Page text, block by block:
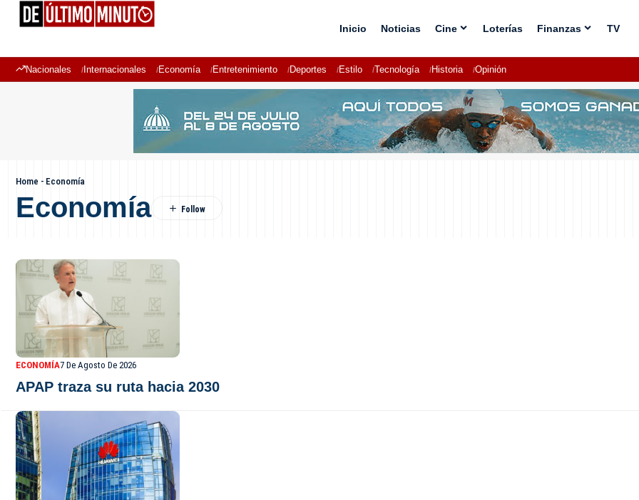
Inicio Noticias Cine Loterías Finanzas TV
Nacionales Internacionales Economía Entretenimiento Deportes Estilo Tecnología Historia Opinión
Home - Economía
Economía
ECONOMÍA7 De Agosto De 2026
APAP traza su ruta hacia 2030